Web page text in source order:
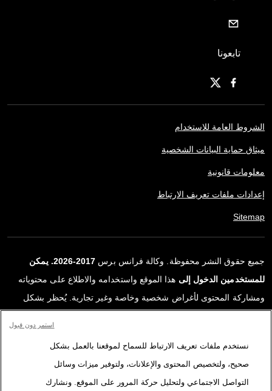
تابعونا
الشروط العامة للاستخدام
ميثاق حماية البيانات الشخصية
معلومات قانونية
إعدادات ملفات تعريف الارتباط
Sitemap
جميع حقوق النشر محفوظة. وكالة فرانس برس
2017-2026. يمكن
للمستخدمين الدخول إلى هذا الموقع واستخدامه والاطلاع على محتوياته
ومشاركة المحتوى لأغراض شخصية وخاصة وغير تجارية. يُحظر بشكل
ترخيص محددة موقعة مع وكالة فرانس برس. المواد والروابط الواردة في
التقارير، والتي لم تنتجها وكالة فرانس برس، مستخدمة فقط وبالقدر
اللازم كعناصر إثبات لمحتوى هذه التقارير. لم تحصل فرانس برس على أي
نستخدم ملفات تعريف الارتباط للسماح لموقعنا بالعمل بشكل
صحيح، ولتخصيص المحتوى والإعلانات، ولتوفير ميزات وسائل
التواصل الاجتماعي ولتحليل حركة المرور على الموقع. ونشارك
استمر دون قبول